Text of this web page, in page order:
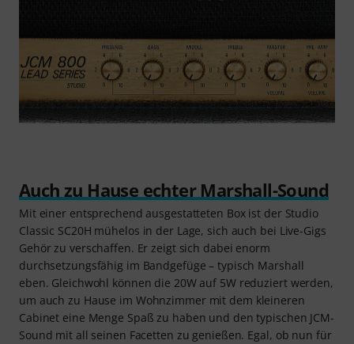
Auch zu Hause echter Marshall-Sound
Mit einer entsprechend ausgestatteten Box ist der Studio
Classic SC20H mühelos in der Lage, sich auch bei Live-Gigs
Gehör zu verschaffen. Er zeigt sich dabei enorm
durchsetzungsfähig im Bandgefüge – typisch Marshall
eben. Gleichwohl können die 20W auf 5W reduziert werden,
um auch zu Hause im Wohnzimmer mit dem kleineren
Cabinet eine Menge Spaß zu haben und den typischen JCM-
Sound mit all seinen Facetten zu genießen. Egal, ob nun für